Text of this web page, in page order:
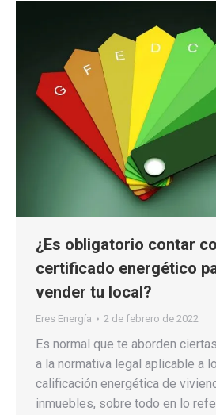
¿Es obligatorio contar
certificado energético
vender tu local?
Eres Energía 2 de febrero de 2022
Es normal que te aborden
a la normativa legal aplicable a
calificación energética de
inmuebles, sobre todo en lo